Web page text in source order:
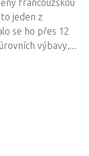
francouzskou
jeden z
se ho přes 12
výbavy,...